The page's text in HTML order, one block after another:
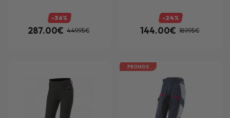
-36%
287.00€ 449.95€
-24%
144.00€ 189.95€
PROMOS